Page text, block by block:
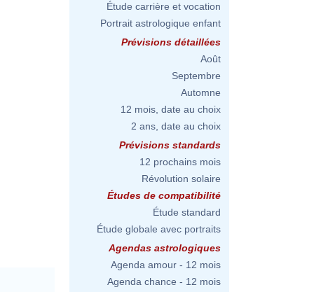
Étude carrière et vocation
Portrait astrologique enfant
Prévisions détaillées
Août
Septembre
Automne
12 mois, date au choix
2 ans, date au choix
Prévisions standards
12 prochains mois
Révolution solaire
Études de compatibilité
Étude standard
Étude globale avec portraits
Agendas astrologiques
Agenda amour - 12 mois
Agenda chance - 12 mois